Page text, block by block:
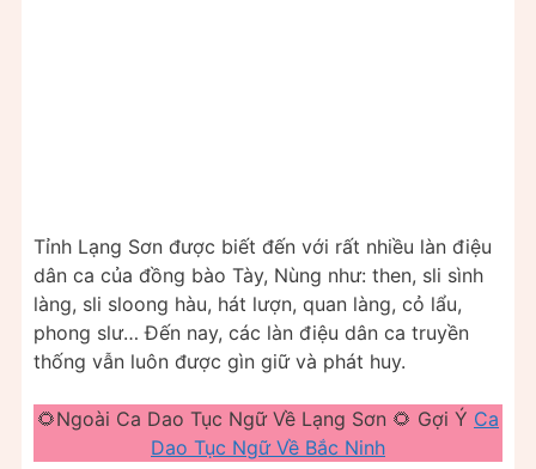
Tỉnh Lạng Sơn được biết đến với rất nhiều làn điệu
dân ca của đồng bào Tày, Nùng như: then, sli sình
làng, sli sloong hàu, hát lượn, quan làng, cỏ lẩu,
phong slư… Đến nay, các làn điệu dân ca truyền
thống vẫn luôn được gìn giữ và phát huy.
🌻Ngoài Ca Dao Tục Ngữ Về Lạng Sơn 🌻 Gợi Ý Ca
Dao Tục Ngữ Về Bắc Ninh